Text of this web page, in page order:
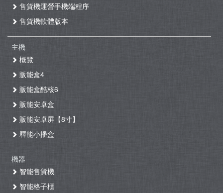
售貨機運營手機端程序
售貨機軟體版本
主機
概覽
販能盒4
販能盒酷核6
販能安卓盒
販能安卓屏【8寸】
釋能小播盒
機器
智能售貨機
智能格子櫃